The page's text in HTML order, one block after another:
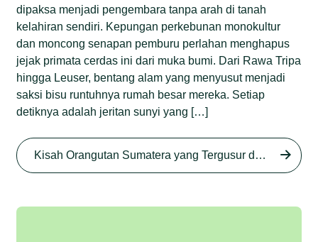
Sumatera di Rawa Tripa
Junaidi Hanafiah 27 Agu 2025
Begini Modus Perburuan
dipaksa menjadi pengembara tanpa arah di tanah
kelahiran sendiri. Kepungan perkebunan monokultur
dan moncong senapan pemburu perlahan menghapus
jejak primata cerdas ini dari muka bumi. Dari Rawa Tripa
hingga Leuser, bentang alam yang menyusut menjadi
saksi bisu runtuhnya rumah besar mereka. Setiap
detiknya adalah jeritan sunyi yang […]
Kisah Orangutan Sumatera yang Tergusur dari Rumah Sendiri series